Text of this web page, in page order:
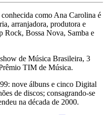
como Ana Carolina é
arranjadora, produtora e
Rock, Bossa Nova, Samba e
de Música Brasileira, 3
TIM de Música.
nove álbuns e cinco Digital
de discos; consagrando-se
na década de 2000.